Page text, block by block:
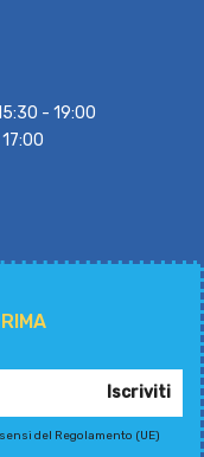
- 19:00
Iscriviti
del Regolamento (UE)